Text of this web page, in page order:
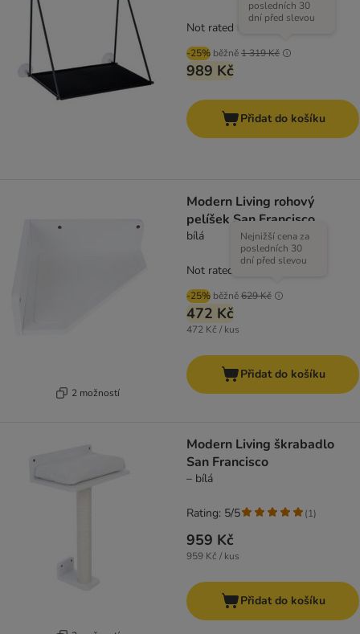
-25% běžně1 319 Kč
posledních 30
dní před slevou
989 Kč
Not rated
Přidat do košíku
2 možností
Modern Living rohový
pelíšek San Francisco
bílá
-25% běžně629 Kč
Nejnižší cena za
posledních 30
dní před slevou
472 Kč
472 Kč / kus
Not rated
Přidat do košíku
Modern Living škrabadlo
San Francisco
– bílá
959 Kč
959 Kč / kus
Rating: 5/5 (1)
Přidat do košíku